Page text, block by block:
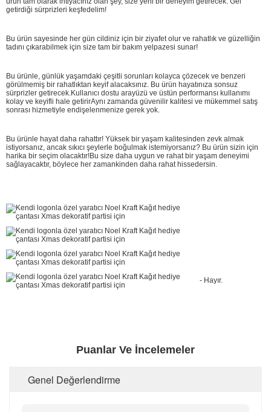
getirdiği sürprizleri keşfedelim!
Bu ürün sayesinde her gün cildiniz için bir ziyafet olur ve rahatlık ve güzelliğin
tadını çıkarabilmek için size tam bir bakım yelpazesi sunar!
Bu ürünle, günlük yaşamdaki çeşitli sorunları kolayca çözecek ve benzeri
görülmemiş bir rahatlıktan keyif alacaksınız. Bu ürün hayatınıza sonsuz
sürprizler getirecek.Kullanıcı dostu arayüzü ve üstün performansı kullanımı
kolay ve keyifli hale getirirAynı zamanda güvenilir kalitesi ve mükemmel satış
sonrası hizmetiyle endişelenmenize gerek yok.
Bu ürünle hayat daha rahattır! Yüksek bir yaşam kalitesinden zevk almak
istiyorsanız, ancak sıkıcı şeylerle boğulmak istemiyorsanız? Bu ürün sizin için
harika bir seçim olacaktır!Bu size daha uygun ve rahat bir yaşam deneyimi
sağlayacaktır, böylece her zamankinden daha rahat hissedersin.
- Hayır.
Puanlar Ve İncelemeler
Genel Değerlendirme